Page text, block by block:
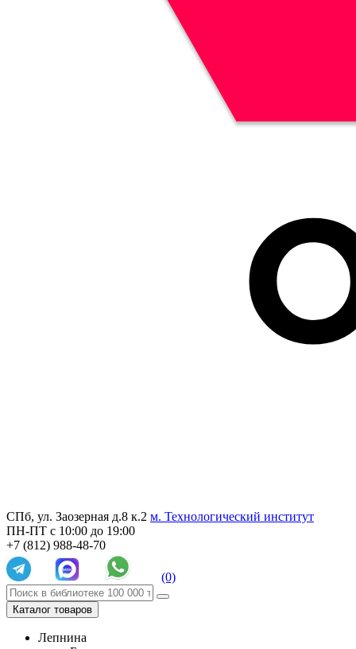
СПб, ул. Заозерная д.8 к.2 м. Технологический институт
ПН-ПТ с 10:00 до 19:00
+7 (812) 988-48-70
(0)
Каталог товаров
Лепнина